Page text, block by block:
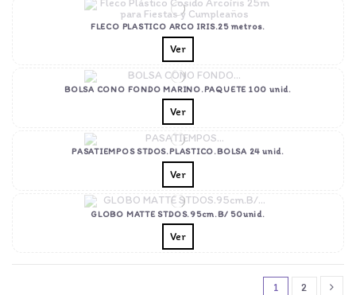
FLECO PLASTICO ARCO IRIS.25 metros.
Ver
BOLSA CONO FONDO MARINO.PAQUETE 100 unid.
Ver
PASATIEMPOS STDOS.PLASTICO.BOLSA 24 unid.
Ver
GLOBO MATTE STDOS.95cm.B/ 50unid.
Ver
1 2